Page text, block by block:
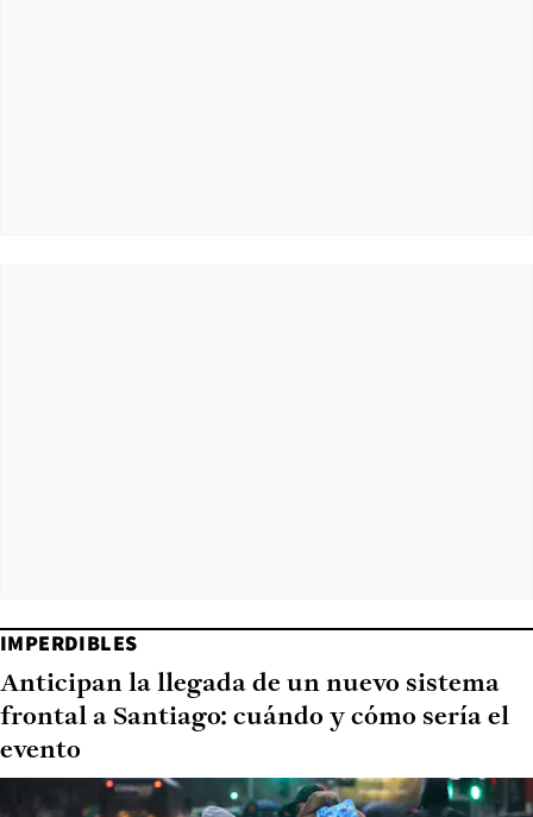
IMPERDIBLES
Anticipan la llegada de un nuevo sistema
frontal a Santiago: cuándo y cómo sería el
evento